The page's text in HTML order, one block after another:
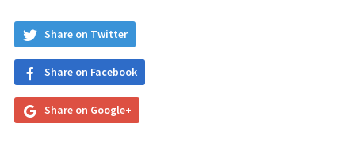
Share on Twitter
Share on Facebook
Share on Google+